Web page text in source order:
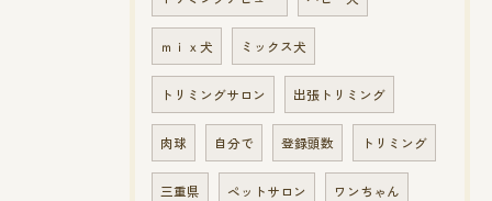
ｍｉｘ犬 ミックス犬
トリミングサロン 出張トリミング
肉球 自分で 登録頭数 トリミング
三重県 ペットサロン ワンちゃん